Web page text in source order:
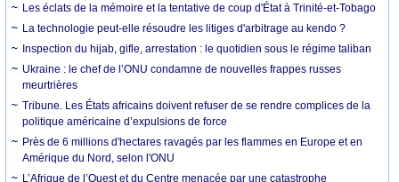
Les éclats de la mémoire et la tentative de coup d'État à Trinité-et-Tobago
La technologie peut-elle résoudre les litiges d'arbitrage au kendo ?
Inspection du hijab, gifle, arrestation : le quotidien sous le régime taliban
Ukraine : le chef de l’ONU condamne de nouvelles frappes russes
meurtrières
Tribune. Les États africains doivent refuser de se rendre complices de la
politique américaine d’expulsions de force
Près de 6 millions d'hectares ravagés par les flammes en Europe et en
Amérique du Nord, selon l'ONU
L’Afrique de l’Ouest et du Centre menacée par une catastrophe